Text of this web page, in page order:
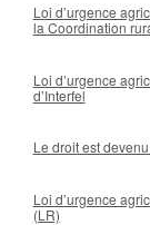
Loi d’urgence
la Coordination
Loi d’urgence
d’Interfel
Le droit est
Loi d’urgence
(LR)